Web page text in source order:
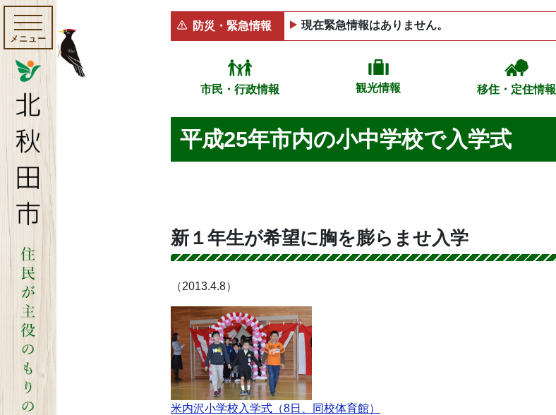
メニュー
防災・緊急情報 現在緊急情報はありません。
市民・行政情報 観光情報 移住・定住情報
平成25年市内の小中学校で入学式
新１年生が希望に胸を膨らませ入学
（2013.4.8）
米内沢小学校入学式（8日、同校体育館）